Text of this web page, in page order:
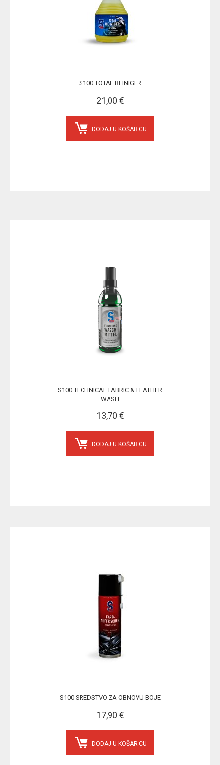
S100 TOTAL REINIGER
21,00 €
DODAJ U KOŠARICU
S100 TECHNICAL FABRIC & LEATHER
WASH
13,70 €
DODAJ U KOŠARICU
S100 SREDSTVO ZA OBNOVU BOJE
17,90 €
DODAJ U KOŠARICU